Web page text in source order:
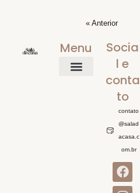
« Anterior
Menu
Socia
l e
conta
to
contato
@salad
acasa.c
om.br